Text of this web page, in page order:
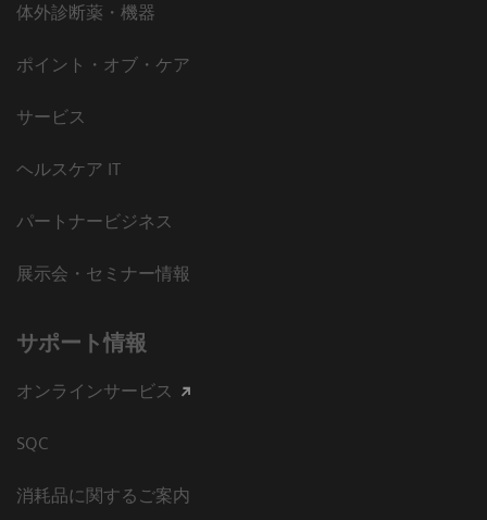
体外診断薬・機器
ポイント・オブ・ケア
サービス
ヘルスケア IT
パートナービジネス
展示会・セミナー情報
サポート情報
オンラインサービス
SQC
消耗品に関するご案内